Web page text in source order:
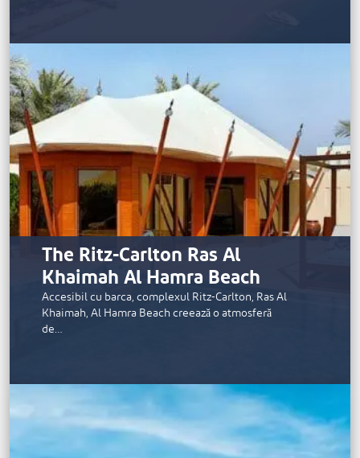
The Ritz-Carlton Ras Al
Khaimah Al Hamra Beach
Accesibil cu barca, complexul Ritz-Carlton, Ras Al
Khaimah, Al Hamra Beach creează o atmosferă
de…